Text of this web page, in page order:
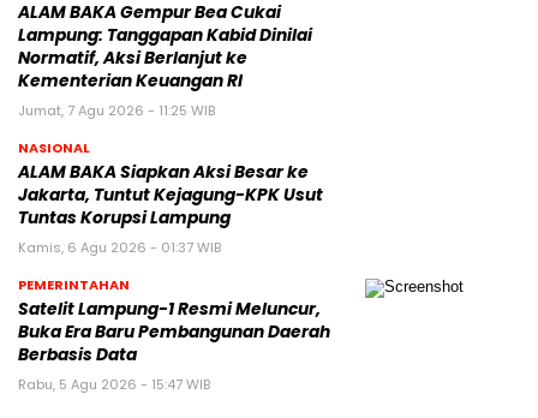
ALAM BAKA Gempur Bea Cukai
Lampung: Tanggapan Kabid Dinilai
Normatif, Aksi Berlanjut ke
Kementerian Keuangan RI
Jumat, 7 Agu 2026 - 11:25 WIB
NASIONAL
ALAM BAKA Siapkan Aksi Besar ke
Jakarta, Tuntut Kejagung-KPK Usut
Tuntas Korupsi Lampung
Kamis, 6 Agu 2026 - 01:37 WIB
PEMERINTAHAN
Satelit Lampung-1 Resmi Meluncur,
Buka Era Baru Pembangunan Daerah
Berbasis Data
Rabu, 5 Agu 2026 - 15:47 WIB